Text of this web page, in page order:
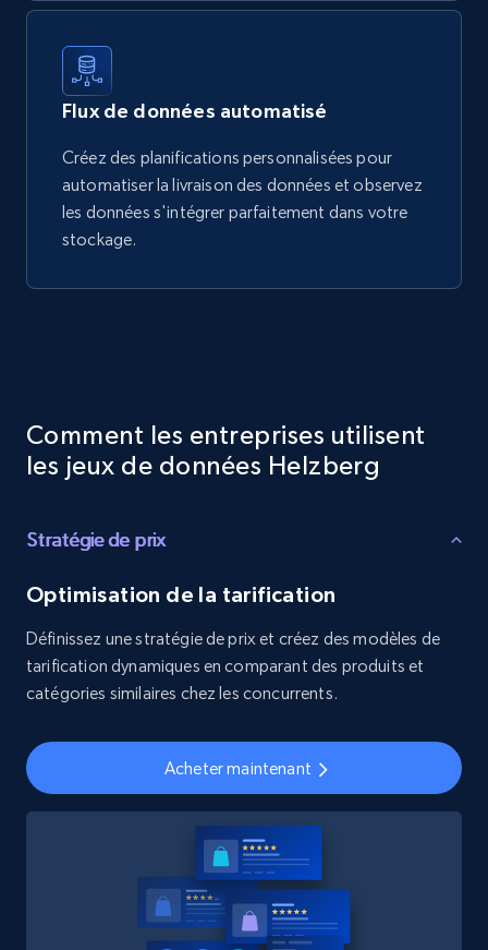
Flux de données automatisé
Créez des planifications personnalisées pour
automatiser la livraison des données et observez
les données s'intégrer parfaitement dans votre
stockage.
Comment les entreprises utilisent
les jeux de données Helzberg
Stratégie de prix
Optimisation de la tarification
Définissez une stratégie de prix et créez des modèles de
tarification dynamiques en comparant des produits et
catégories similaires chez les concurrents.
Acheter maintenant